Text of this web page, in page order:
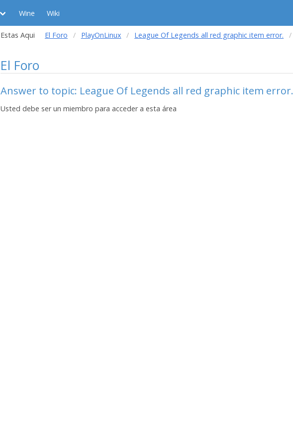
Wine Wiki
Estas Aqui El Foro PlayOnLinux League Of Legends all red graphic item error.
El Foro
Answer to topic: League Of Legends all red graphic item error.
Usted debe ser un miembro para acceder a esta área